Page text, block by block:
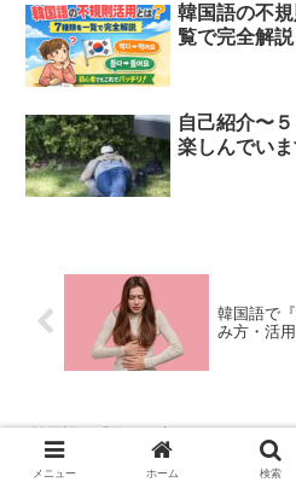
韓国語の不
覧で完全解説
自己紹介〜
楽しんでい
韓国語で
み方・活
て言うの？｜使い方と例文
メニュー ホーム 検索